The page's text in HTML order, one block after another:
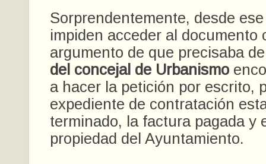
Sorprendentemente, desde
impiden acceder al documento
argumento de que precisaba
del concejal de Urbanismo
a hacer la petición por escrito,
expediente de contratación
terminado, la factura pagada y
propiedad del Ayuntamiento.